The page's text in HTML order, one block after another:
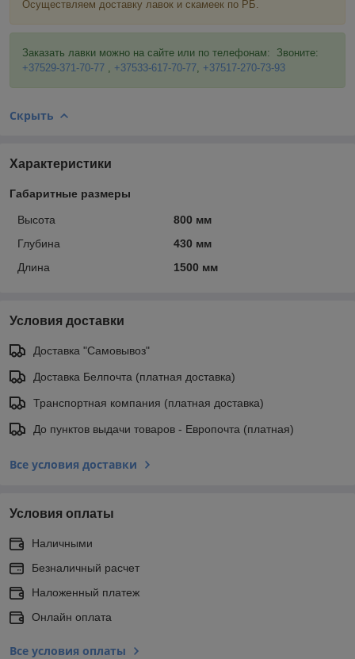
Осуществляем доставку лавок и скамеек по РБ.
Заказать лавки можно на сайте или по телефонам: Звоните:
+37529-371-70-77
+37533-617-70-77 +37517-270-73-93
Скрыть
Характеристики
Габаритные размеры
Высота
800 мм
Глубина
430 мм
Длина
1500 мм
Условия доставки
Доставка "Самовывоз"
Доставка Белпочта (платная доставка)
Транспортная компания (платная доставка)
До пунктов выдачи товаров - Европочта (платная)
Все условия доставки
Условия оплаты
Наличными
Безналичный расчет
Наложенный платеж
Онлайн оплата
Все условия оплаты